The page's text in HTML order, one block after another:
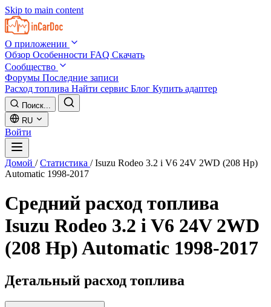
Skip to main content
О приложении
Обзор Особенности FAQ Скачать
Сообщество
Форумы Последние записи
Расход топлива Найти сервис Блог Купить адаптер
Поиск...
RU
Войти
Домой / Статистика / Isuzu Rodeo 3.2 i V6 24V 2WD (208 Hp)
Automatic 1998-2017
Средний расход топлива
Isuzu Rodeo 3.2 i V6 24V 2WD
(208 Hp) Automatic 1998-2017
Детальный расход топлива